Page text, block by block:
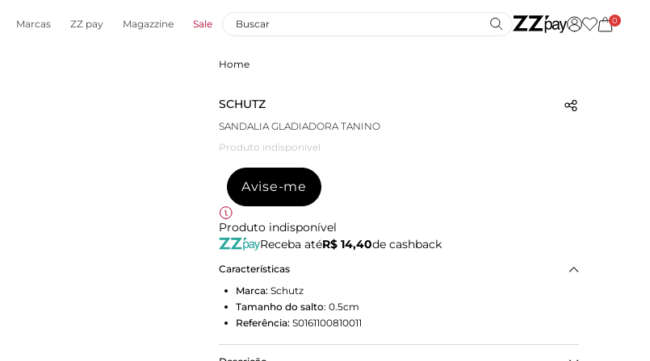
Marcas ZZ pay Magazzine Sale 0
Home
SCHUTZ
SANDALIA GLADIADORA TANINO
Produto indisponível
Avise-me
Produto indisponível
Receba atéR$ 14,40de cashback
Características
Marca: Schutz
Tamanho do salto: 0.5cm
Referência: S0161100810011